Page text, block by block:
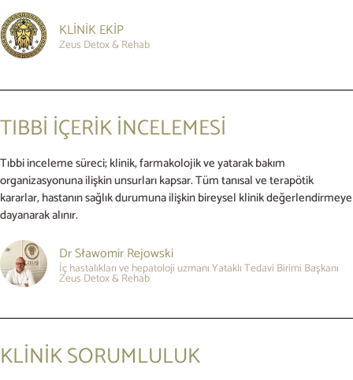
KLİNİK EKİP
Zeus Detox & Rehab
TIBBİ İÇERİK İNCELEMESİ
Tıbbi inceleme süreci; klinik, farmakolojik ve yatarak bakım
organizasyonuna ilişkin unsurları kapsar. Tüm tanısal ve terapötik
kararlar, hastanın sağlık durumuna ilişkin bireysel klinik değerlendirmeye
dayanarak alınır.
Dr Sławomir Rejowski
İç hastalıkları ve hepatoloji uzmanı Yataklı Tedavi Birimi Başkanı
Zeus Detox & Rehab
KLİNİK SORUMLULUK